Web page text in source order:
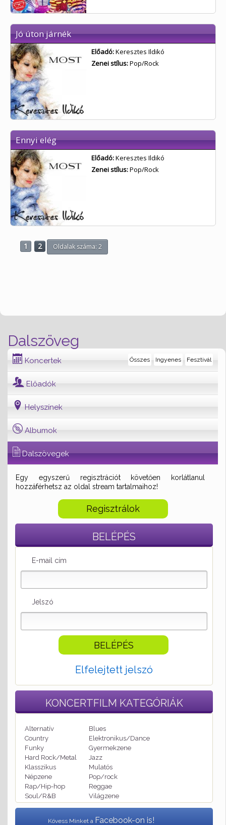
Dalszöveg
Koncertek Fesztivál
Ingyenes
Összes
Előadók
Helyszínek
Albumok
Dalszövegek
Egy egyszerű regisztrációt követően korlátlanul
hozzáférhetsz az oldal stream tartalmaihoz!
Regisztrálok
BELÉPÉS
E-mail cím
Jelszó
Elfelejtett jelszó
KONCERTFILM KATEGÓRIÁK
Alternatív
Blues
Country
Elektronikus/Dance
Funky
Gyermekzene
Hard Rock/Metal
Jazz
Klasszikus
Mulatós
Népzene
Pop/rock
Rap/Hip-hop
Reggae
Soul/R&B
Világzene
Kövess Minket a Facebook-on is!
Jó úton járnék
Előadó:Keresztes Ildikó
Zenei stílus:Pop/Rock
Ennyi elég
Előadó:Keresztes Ildikó
Zenei stílus:Pop/Rock
1 2 Oldalak száma: 2